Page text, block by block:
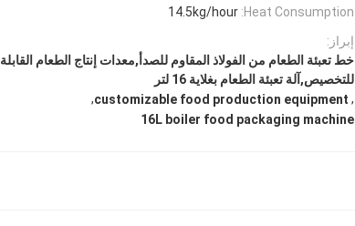
Heat Consumption:
14.5kg/hour
إبراز:
خط تعبئة الطعام من الفولاذ المقاوم للصدأ,معدات إنتاج الطعام القابلة
للتخصيص,آلة تعبئة الطعام بغلاية 16 لتر
,
customizable food production equipment
,
16L boiler food packaging machine